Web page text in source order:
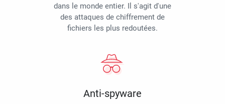
dans le monde entier. Il s'agit d'une
des attaques de chiffrement de
fichiers les plus redoutées.
Anti-spyware